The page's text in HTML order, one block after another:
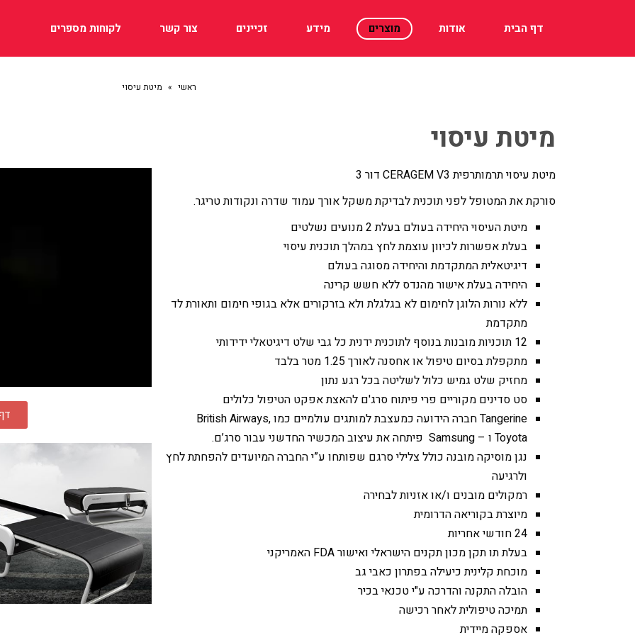
דף הבית אודות מוצרים מידע זכיינים צור קשר לקוחות מספרים
ראשי » מיטת עיסוי
מיטת עיסוי
מיטת עיסוי תרמותרפית CERAGEM V3 דור 3
סורקת את המטופל לפני תוכנית לבדיקת משקל אורך עמוד שדרה ונקודות טריגר.
מיטת העיסוי היחידה בעולם בעלת 2 מנועים נשלטים
בעלת אפשרות לכיוון עוצמת לחץ במהלך תוכנית עיסוי
דיגיטאלית המתקדמת והיחידה מסוגה בעולם
היחידה בעלת אישור מהנדס ללא חשש קרינה
ללא נורות הלוגן לחימום לא בגלגלת ולא בזרקורים אלא בגופי חימום ותאורת לד
מתקדמת
12 תוכניות מובנות בנוסף לתוכנית ידנית כל גבי שלט דיגיטאלי ידידותי
מתקפלת בסיום טיפול או אחסנה לאורך 1.25 מטר בלבד
מחזיק שלט גמיש כלול לשליטה בכל רגע נתון
סט סדינים מקוריים פרי פיתוח סרג'ם להאצת אפקט הטיפול כלולים
Tangerine חברה הידועה כמעצבת למותגים עולמיים כמו British Airways,
Toyota ו – Samsung פיתחה את עיצוב המכשיר החדשני עבור סרג’ם.
נגן מוסיקה מובנה כולל צלילי סרגם שפותחו ע”י החברה המיועדים להפחתת לחץ
ולרגיעה
רמקולים מובנים ו/או אזניות לבחירה
מיוצרת בקוריאה הדרומית
24 חודשי אחריות
בעלת תו תקן מכון תקנים הישראלי ואישור FDA האמריקני
מוכחת קלינית כיעילה בפתרון כאבי גב
הובלה התקנה והדרכה ע"י טכנאי בכיר
תמיכה טיפולית לאחר רכישה
אספקה מיידית